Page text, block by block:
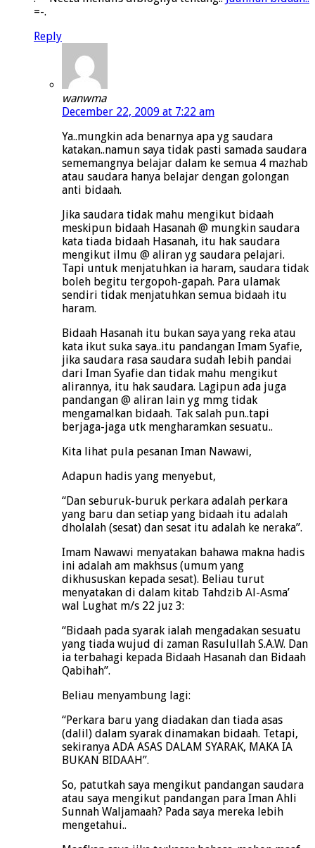
=-.
Reply
wanwma
December 22, 2009 at 7:22 am
Ya..mungkin ada benarnya apa yg saudara
katakan..namun saya tidak pasti samada saudara
sememangnya belajar dalam ke semua 4 mazhab
atau saudara hanya belajar dengan golongan
anti bidaah.
Jika saudara tidak mahu mengikut bidaah
meskipun bidaah Hasanah @ mungkin saudara
kata tiada bidaah Hasanah, itu hak saudara
mengikut ilmu @ aliran yg saudara pelajari.
Tapi untuk menjatuhkan ia haram, saudara tidak
boleh begitu tergopoh-gapah. Para ulamak
sendiri tidak menjatuhkan semua bidaah itu
haram.
Bidaah Hasanah itu bukan saya yang reka atau
kata ikut suka saya..itu pandangan Imam Syafie,
jika saudara rasa saudara sudah lebih pandai
dari Iman Syafie dan tidak mahu mengikut
alirannya, itu hak saudara. Lagipun ada juga
pandangan @ aliran lain yg mmg tidak
mengamalkan bidaah. Tak salah pun..tapi
berjaga-jaga utk mengharamkan sesuatu..
Kita lihat pula pesanan Iman Nawawi,
Adapun hadis yang menyebut,
“Dan seburuk-buruk perkara adalah perkara
yang baru dan setiap yang bidaah itu adalah
dholalah (sesat) dan sesat itu adalah ke neraka”.
Imam Nawawi menyatakan bahawa makna hadis
ini adalah am makhsus (umum yang
dikhususkan kepada sesat). Beliau turut
menyatakan di dalam kitab Tahdzib Al-Asma’
wal Lughat m/s 22 juz 3:
“Bidaah pada syarak ialah mengadakan sesuatu
yang tiada wujud di zaman Rasulullah S.A.W. Dan
ia terbahagi kepada Bidaah Hasanah dan Bidaah
Qabihah”.
Beliau menyambung lagi:
“Perkara baru yang diadakan dan tiada asas
(dalil) dalam syarak dinamakan bidaah. Tetapi,
sekiranya ADA ASAS DALAM SYARAK, MAKA IA
BUKAN BIDAAH”.
So, patutkah saya mengikut pandangan saudara
atau saya mengikut pandangan para Iman Ahli
Sunnah Waljamaah? Pada saya mereka lebih
mengetahui..